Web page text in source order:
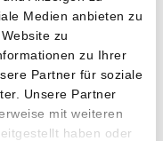
Medien anbieten zu
zu
zu Ihrer
Partner für soziale
Unsere Partner
mit weiteren
haben oder
– Quelle:
leicht, und die Marke